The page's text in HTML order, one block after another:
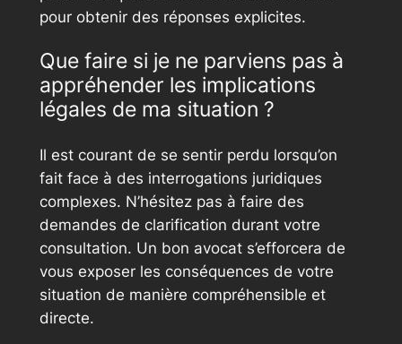
pour obtenir des réponses explicites.
Que faire si je ne parviens pas à
appréhender les implications
légales de ma situation ?
Il est courant de se sentir perdu lorsqu’on
fait face à des interrogations juridiques
complexes. N’hésitez pas à faire des
demandes de clarification durant votre
consultation. Un bon avocat s’efforcera de
vous exposer les conséquences de votre
situation de manière compréhensible et
directe.